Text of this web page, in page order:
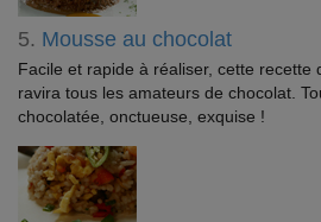
5. Mousse au chocolat
Facile et rapide à réaliser, cette recette
ravira tous les amateurs de chocolat.
chocolatée, onctueuse, exquise !